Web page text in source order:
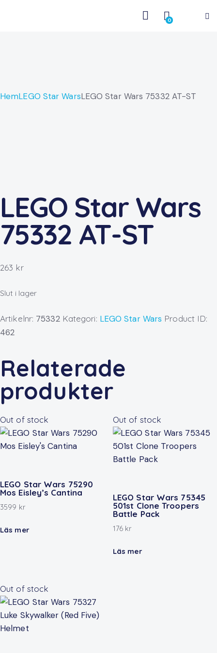
0
HemLEGO Star WarsLEGO Star Wars 75332 AT-ST
LEGO Star Wars
75332 AT-ST
263 kr
Slut i lager
Artikelnr: 75332 Kategori: LEGO Star Wars Product ID:
462
Relaterade
produkter
Out of stock
LEGO Star Wars 75290
Mos Eisley’s Cantina
3599 kr
Läs mer
Out of stock
LEGO Star Wars 75345
501st Clone Troopers
Battle Pack
176 kr
Läs mer
Out of stock